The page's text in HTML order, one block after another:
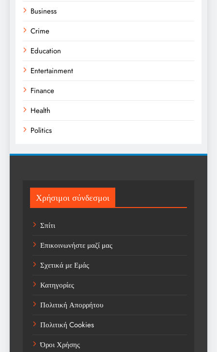
Business
Crime
Education
Entertainment
Finance
Health
Politics
Sport
Sports
Technology
Trending
Weather
Αγορά
Αγορά Εργασίας
Αγροτικά Νέα
Αεροπορία
Χρήσιμοι σύνδεσμοι
Σπίτι
Επικοινωνήστε μαζί μας
Σχετικά με Εμάς
Κατηγορίες
Πολιτική Απορρήτου
Πολιτική Cookies
Όροι Χρήσης